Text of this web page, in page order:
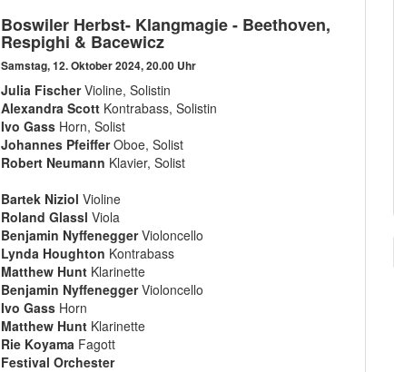
Boswiler Herbst- Klangmagie - Beethoven,
Respighi & Bacewicz
Samstag, 12. Oktober 2024, 20.00 Uhr
Julia FischerVioline, Solistin
Alexandra Scott Kontrabass, Solistin
Ivo Gass Horn, Solist
Johannes PfeifferOboe, Solist
Robert Neumann Klavier, Solist
Bartek Niziol Violine
Roland Glassl Viola
Benjamin NyffeneggerVioloncello
Lynda Houghton Kontrabass
Matthew Hunt Klarinette
Benjamin NyffeneggerVioloncello
Ivo Gass Horn
Matthew Hunt Klarinette
Rie Koyama Fagott
Festival Orchester